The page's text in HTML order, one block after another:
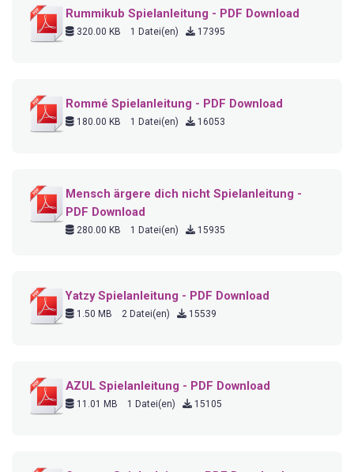
Rummikub Spielanleitung - PDF Download
320.00 KB 1 Datei(en) 17395
Rommé Spielanleitung - PDF Download
180.00 KB 1 Datei(en) 16053
Mensch ärgere dich nicht Spielanleitung -
PDF Download
280.00 KB 1 Datei(en) 15935
Yatzy Spielanleitung - PDF Download
1.50 MB 2 Datei(en) 15539
AZUL Spielanleitung - PDF Download
11.01 MB 1 Datei(en) 15105